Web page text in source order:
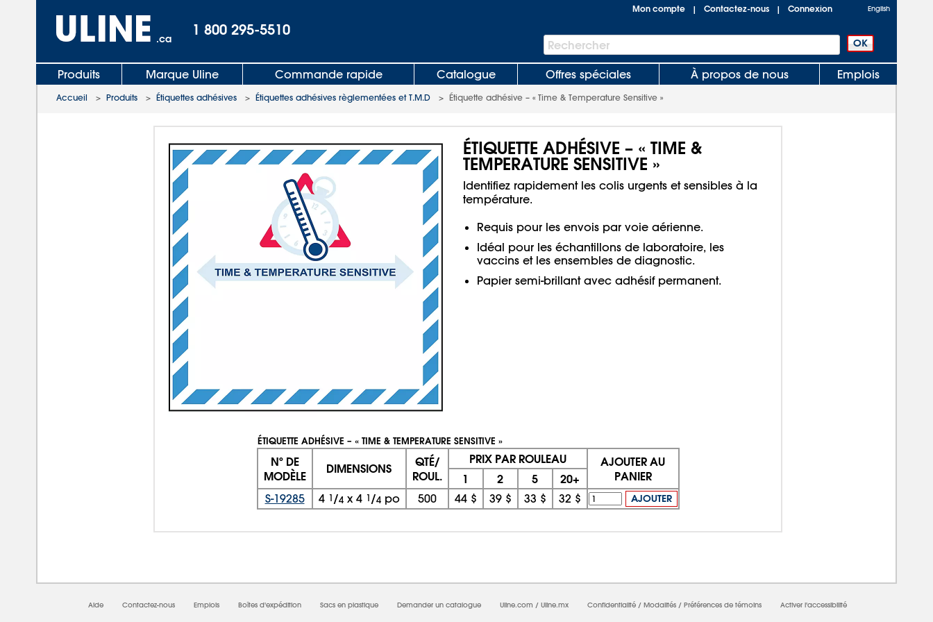
.ca
1 800 295-5510
Mon compte | Contactez-nous | Connexion English
Barre
de
recherche
Rechercher
Produits Marque Uline Commande rapide Catalogue Offres spéciales À propos de nous Emplois
Accueil > Produits > Étiquettes adhésives > Étiquettes adhésives règlementées et T.M.D > Étiquette adhésive – « Time & Temperature Sensitive »
ÉTIQUETTE ADHÉSIVE – « TIME &
TEMPERATURE SENSITIVE »
Identifiez rapidement les colis urgents et sensibles à la
température.
Requis pour les envois par voie aérienne.
Idéal pour les échantillons de laboratoire, les
vaccins et les ensembles de diagnostic.
Papier semi-brillant avec adhésif permanent.
ÉTIQUETTE ADHÉSIVE – « TIME & TEMPERATURE SENSITIVE »
Nº DE
MODÈLE
DIMENSIONS
QTÉ/
ROUL.
PRIX PAR ROULEAU
AJOUTER AU
PANIER
1 2 5 20+
S-19285 4 1/4x 4 1/4po 500 44 $ 39 $ 33 $ 32 $ AJOUTER
Aide Contactez-nous Emplois Boîtes d'expédition Sacs en plastique Demander un catalogue Uline.com / Uline.mx Confidentialité / Modalités / Préférences de témoins Activer l'accessibilité